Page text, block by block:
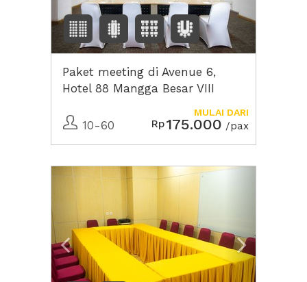
Paket meeting di Avenue 6,
Hotel 88 Mangga Besar VIII
10-60 Rp175.000 /pax
MULAI DARI
Previous